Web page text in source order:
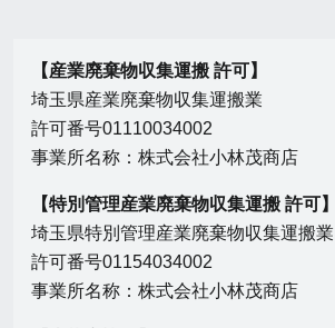
【産業廃棄物収集運搬 許可】
埼玉県産業廃棄物収集運搬業
許可番号01110034002
事業所名称：株式会社小林茂商店
【特別管理産業廃棄物収集運搬 許可】
埼玉県特別管理産業廃棄物収集運搬業
許可番号01154034002
事業所名称：株式会社小林茂商店